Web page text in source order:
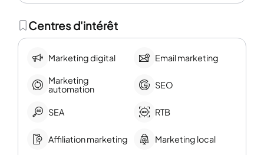
Centres d'intérêt
Marketing digital Email marketing
Marketing
automation
SEO
SEA RTB
Affiliation marketing Marketing local